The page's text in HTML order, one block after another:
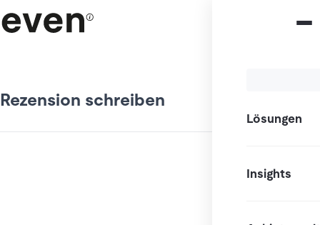
Lösungen
Insights
Rezension schreiben